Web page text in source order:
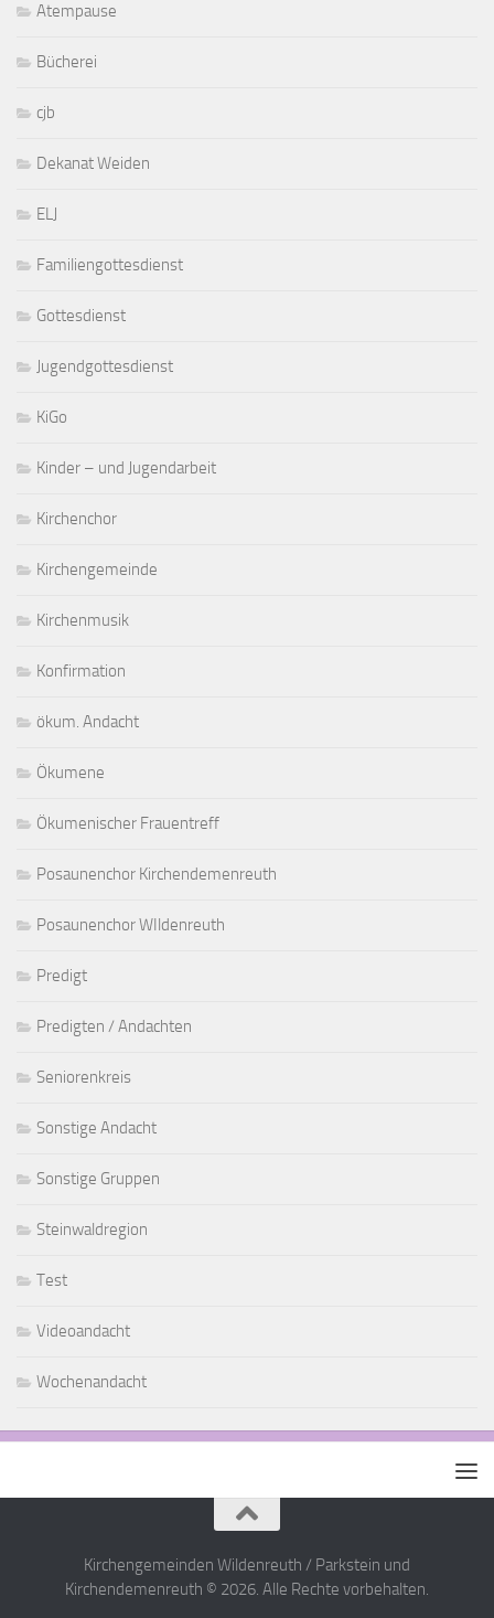
Atempause
Bücherei
cjb
Dekanat Weiden
ELJ
Familiengottesdienst
Gottesdienst
Jugendgottesdienst
KiGo
Kinder – und Jugendarbeit
Kirchenchor
Kirchengemeinde
Kirchenmusik
Konfirmation
ökum. Andacht
Ökumene
Ökumenischer Frauentreff
Posaunenchor Kirchendemenreuth
Posaunenchor WIldenreuth
Predigt
Predigten / Andachten
Seniorenkreis
Sonstige Andacht
Sonstige Gruppen
Steinwaldregion
Test
Videoandacht
Wochenandacht
Kirchengemeinden Wildenreuth / Parkstein und
Kirchendemenreuth © 2026. Alle Rechte vorbehalten.